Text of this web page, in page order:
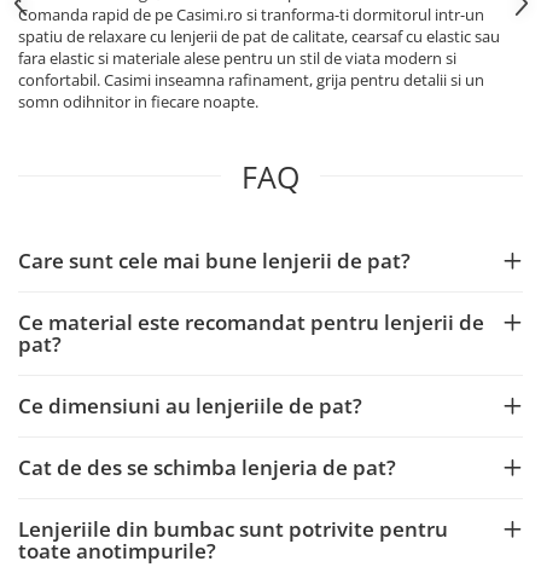
Comanda rapid de pe Casimi.ro si tranforma-ti dormitorul intr-un
spatiu de relaxare cu lenjerii de pat de calitate, cearsaf cu elastic sau
fara elastic si materiale alese pentru un stil de viata modern si
confortabil. Casimi inseamna rafinament, grija pentru detalii si un
somn odihnitor in fiecare noapte.
FAQ
Care sunt cele mai bune lenjerii de pat?
Ce material este recomandat pentru lenjerii de
pat?
Ce dimensiuni au lenjeriile de pat?
Cat de des se schimba lenjeria de pat?
Lenjeriile din bumbac sunt potrivite pentru
toate anotimpurile?